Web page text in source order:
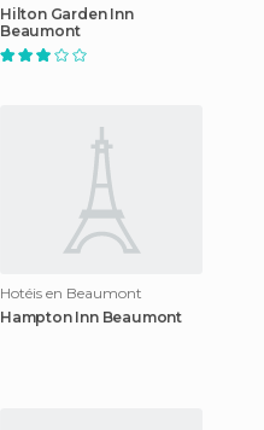
Hilton Garden Inn
Beaumont
Hotéis en Beaumont
Hampton Inn Beaumont